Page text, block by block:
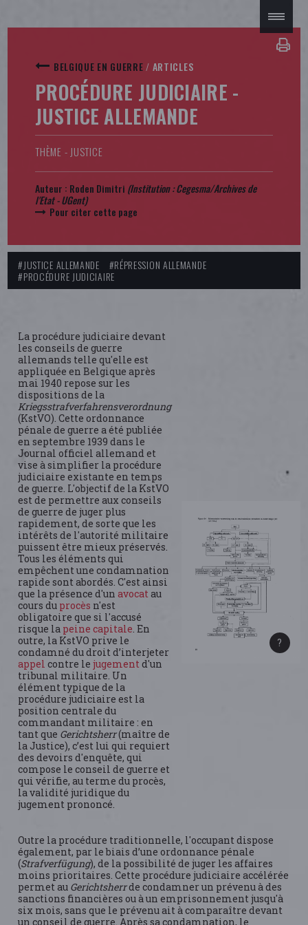
BELGIQUE EN GUERRE / ARTICLES
PROCÉDURE JUDICIAIRE -
JUSTICE ALLEMANDE
THÈME - JUSTICE
Auteur : Roden Dimitri (Institution : Cegesma/Archives de
l'Etat - UGent)
Pour citer cette page
#JUSTICE ALLEMANDE
#RÉPRESSION ALLEMANDE
#PROCÉDURE JUDICIAIRE
La procédure judiciaire devant
les conseils de guerre
allemands telle qu'elle est
appliquée en Belgique après
mai 1940 repose sur les
dispositions de la
Kriegsstrafverfahrensverordnung
(KstVO). Cette ordonnance
pénale de guerre a été publiée
en septembre 1939 dans le
Journal officiel allemand et
vise à simplifier la procédure
judiciaire existante en temps
de guerre. L'objectif de la KstVO
est de permettre aux conseils
de guerre de juger plus
rapidement, de sorte que les
intérêts de l'autorité militaire
puissent être mieux préservés.
Tous les éléments qui
empêchent une condamnation
rapide sont abordés. C'est ainsi
que la présence d'unavocatau
cours du procès n'est
obligatoire que si l'accusé
risque la peine capitale. En
outre, la KstVO prive le
condamné du droit d’interjeter
appel contre lejugementd'un
tribunal militaire. Un
élément typique de la
procédure judiciaire est la
position centrale du
commandant militaire : en
tant que Gerichtsherr(maître de
la Justice), c’est lui qui requiert
des devoirs d'enquête, qui
compose le conseil de guerre et
qui vérifie, au terme du procès,
la validité juridique du
jugement prononcé.
Outre la procédure traditionnelle, l'occupant dispose
également, par le biais d’une ordonnance pénale
(Strafverfügung), de la possibilité de juger les affaires
moins prioritaires. Cette procédure judiciaire accélérée
permet au Gerichtsherrde condamner un prévenu à des
sanctions financières ou à un emprisonnement jusqu'à
six mois, sans que le prévenu ait à comparaître devant
un conseil de guerre. Après sa condamnation, le